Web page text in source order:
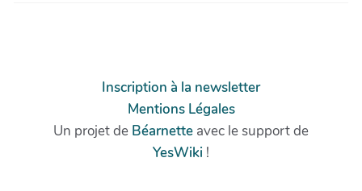
Inscription à la newsletter
Mentions Légales
Un projet de Béarnette avec le support de
YesWiki !